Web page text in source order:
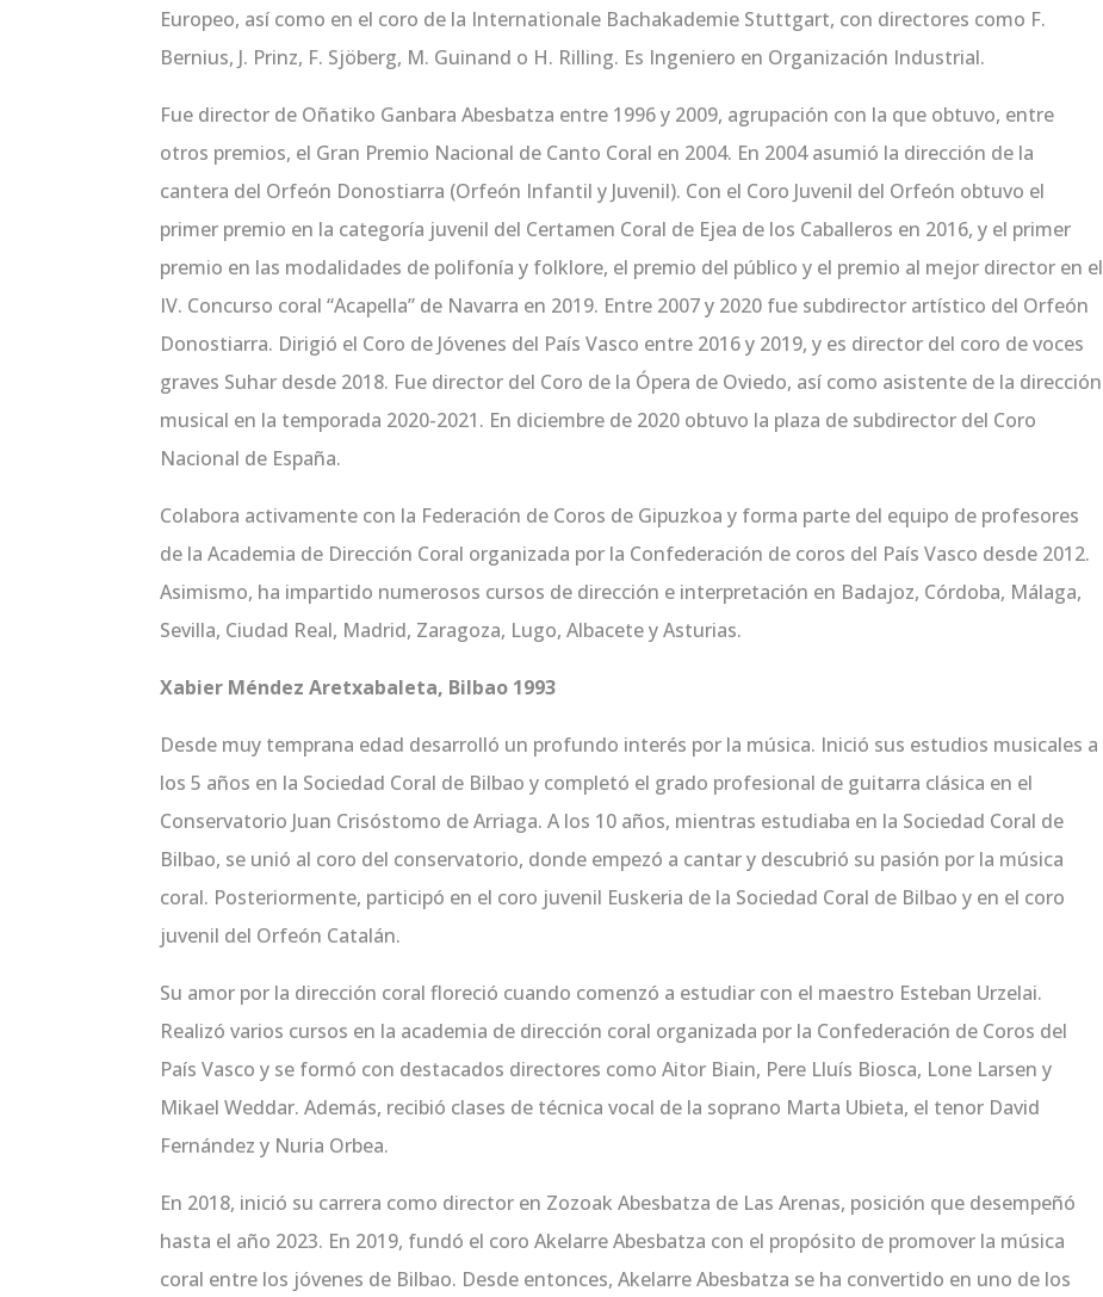
Europeo, así como en el coro de la Internationale Bachakademie Stuttgart, con directores como F.
Bernius, J. Prinz, F. Sjöberg, M. Guinand o H. Rilling. Es Ingeniero en Organización Industrial.
Fue director de Oñatiko Ganbara Abesbatza entre 1996 y 2009, agrupación con la que obtuvo, entre
otros premios, el Gran Premio Nacional de Canto Coral en 2004. En 2004 asumió la dirección de la
cantera del Orfeón Donostiarra (Orfeón Infantil y Juvenil). Con el Coro Juvenil del Orfeón obtuvo el
primer premio en la categoría juvenil del Certamen Coral de Ejea de los Caballeros en 2016, y el primer
premio en las modalidades de polifonía y folklore, el premio del público y el premio al mejor director en el
IV. Concurso coral “Acapella” de Navarra en 2019. Entre 2007 y 2020 fue subdirector artístico del Orfeón
Donostiarra. Dirigió el Coro de Jóvenes del País Vasco entre 2016 y 2019, y es director del coro de voces
graves Suhar desde 2018. Fue director del Coro de la Ópera de Oviedo, así como asistente de la dirección
musical en la temporada 2020-2021. En diciembre de 2020 obtuvo la plaza de subdirector del Coro
Nacional de España.
Colabora activamente con la Federación de Coros de Gipuzkoa y forma parte del equipo de profesores
de la Academia de Dirección Coral organizada por la Confederación de coros del País Vasco desde 2012.
Asimismo, ha impartido numerosos cursos de dirección e interpretación en Badajoz, Córdoba, Málaga,
Sevilla, Ciudad Real, Madrid, Zaragoza, Lugo, Albacete y Asturias.
Xabier Méndez Aretxabaleta, Bilbao 1993
Desde muy temprana edad desarrolló un profundo interés por la música. Inició sus estudios musicales a
los 5 años en la Sociedad Coral de Bilbao y completó el grado profesional de guitarra clásica en el
Conservatorio Juan Crisóstomo de Arriaga. A los 10 años, mientras estudiaba en la Sociedad Coral de
Bilbao, se unió al coro del conservatorio, donde empezó a cantar y descubrió su pasión por la música
coral. Posteriormente, participó en el coro juvenil Euskeria de la Sociedad Coral de Bilbao y en el coro
juvenil del Orfeón Catalán.
Su amor por la dirección coral floreció cuando comenzó a estudiar con el maestro Esteban Urzelai.
Realizó varios cursos en la academia de dirección coral organizada por la Confederación de Coros del
País Vasco y se formó con destacados directores como Aitor Biain, Pere Lluís Biosca, Lone Larsen y
Mikael Weddar. Además, recibió clases de técnica vocal de la soprano Marta Ubieta, el tenor David
Fernández y Nuria Orbea.
En 2018, inició su carrera como director en Zozoak Abesbatza de Las Arenas, posición que desempeñó
hasta el año 2023. En 2019, fundó el coro Akelarre Abesbatza con el propósito de promover la música
coral entre los jóvenes de Bilbao. Desde entonces, Akelarre Abesbatza se ha convertido en uno de los